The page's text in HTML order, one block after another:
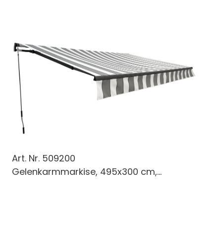
Art. Nr. 509200
Gelenkarmmarkise, 495x300 cm,...